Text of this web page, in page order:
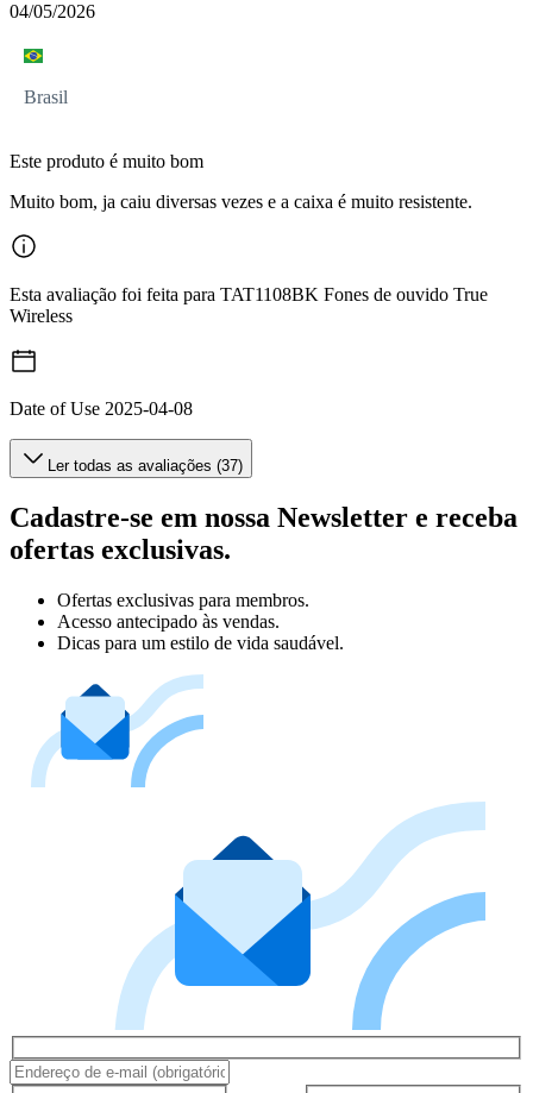
04/05/2026
Brasil
Este produto é muito bom
Muito bom, ja caiu diversas vezes e a caixa é muito resistente.
Esta avaliação foi feita para TAT1108BK Fones de ouvido True
Wireless
Date of Use 2025-04-08
Ler todas as avaliações (37)
Cadastre-se em nossa Newsletter e receba
ofertas exclusivas.
Ofertas exclusivas para membros.
Acesso antecipado às vendas.
Dicas para um estilo de vida saudável.